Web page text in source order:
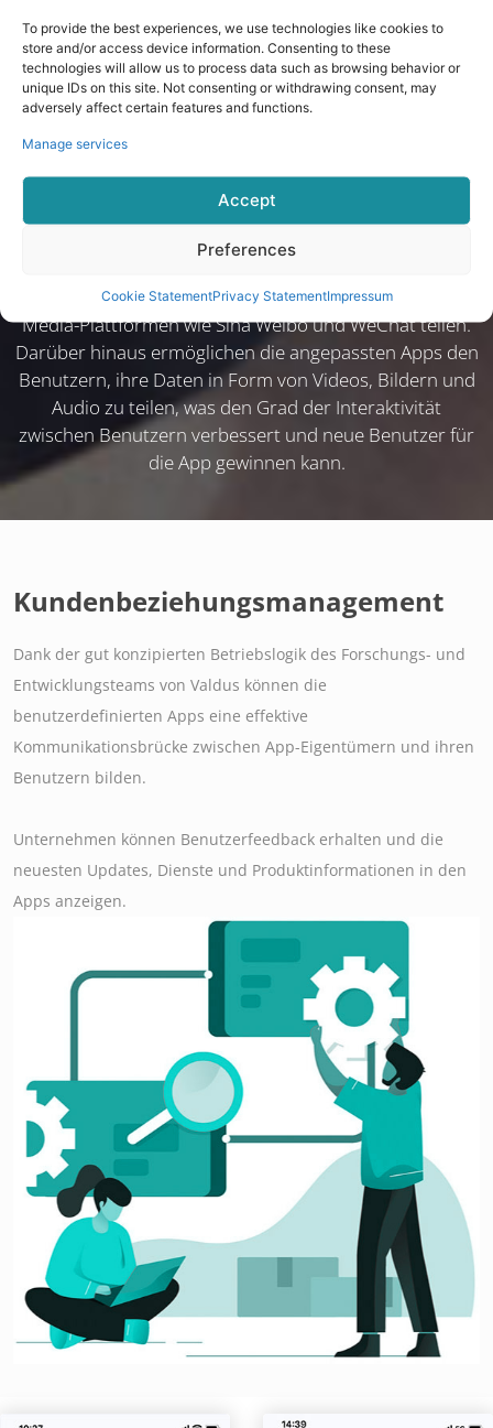
To provide the best experiences, we use technologies like cookies to
store and/or access device information. Consenting to these
technologies will allow us to process data such as browsing behavior or
unique IDs on this site. Not consenting or withdrawing consent, may
adversely affect certain features and functions.
Manage services
Accept
Preferences
Cookie StatementPrivacy StatementImpressum
Teilen mit einem Klick, um
die soziale Interaktion zu
verbessern
Gesundheitsdaten mit einem einfachen Klick auf Social-
Media-Plattformen wie Sina Weibo und WeChat teilen.
Darüber hinaus ermöglichen die angepassten Apps den
Benutzern, ihre Daten in Form von Videos, Bildern und
Audio zu teilen, was den Grad der Interaktivität
zwischen Benutzern verbessert und neue Benutzer für
die App gewinnen kann.
Kundenbeziehungsmanagement
Dank der gut konzipierten Betriebslogik des Forschungs- und
Entwicklungsteams von Valdus können die
benutzerdefinierten Apps eine effektive
Kommunikationsbrücke zwischen App-Eigentümern und ihren
Benutzern bilden.
Unternehmen können Benutzerfeedback erhalten und die
neuesten Updates, Dienste und Produktinformationen in den
Apps anzeigen.